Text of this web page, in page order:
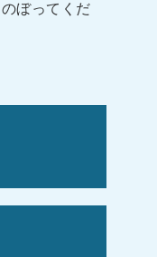
ぼってくだ